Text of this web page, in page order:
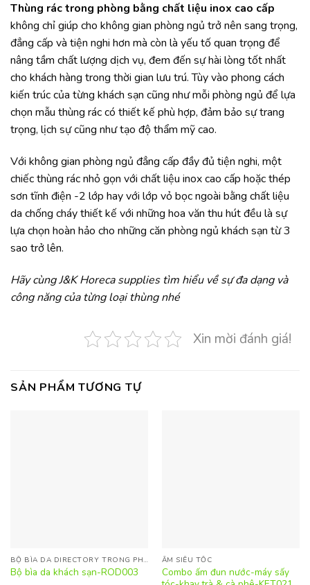
Thùng rác trong phòng bằng chất liệu inox cao cấp
không chỉ giúp cho không gian phòng ngủ trở nên sang trọng,
đẳng cấp và tiện nghi hơn mà còn là yếu tố quan trọng để
nâng tầm chất lượng dịch vụ, đem đến sự hài lòng tốt nhất
cho khách hàng trong thời gian lưu trú. Tùy vào phong cách
kiến trúc của từng khách sạn cũng như mỗi phòng ngủ để lựa
chọn mẫu thùng rác có thiết kế phù hợp, đảm bảo sự trang
trọng, lịch sự cũng như tạo độ thẩm mỹ cao.
Với không gian phòng ngủ đẳng cấp đầy đủ tiện nghi, một
chiếc thùng rác nhỏ gọn với chất liệu inox cao cấp hoặc thép
sơn tĩnh điện -2 lớp hay với lớp vỏ bọc ngoài bằng chất liệu
da chống cháy thiết kế với những hoa văn thu hút đều là sự
lựa chọn hoàn hảo cho những căn phòng ngủ khách sạn từ 3
sao trở lên.
Hãy cùng J&K Horeca supplies tìm hiểu về sự đa dạng và
công năng của từng loại thùng nhé
Xin mời đánh giá!
SẢN PHẨM TƯƠNG TỰ
BỘ BÌA DA DIRECTORY TRONG PHÒNG
Bộ bìa da khách sạn-ROD003
ẤM SIÊU TỐC
Combo ấm đun nước-máy sấy